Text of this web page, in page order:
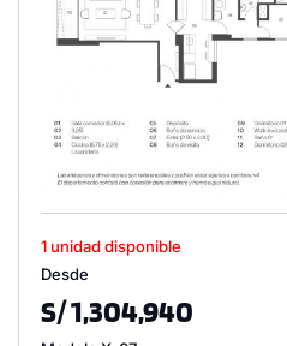
1 unidad disponible
Desde
S/ 1,304,940